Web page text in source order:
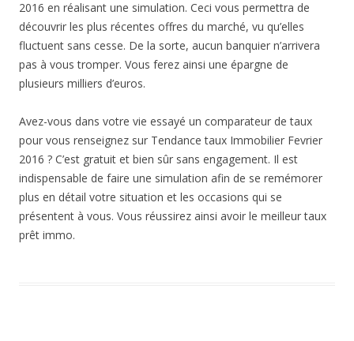
2016 en réalisant une simulation. Ceci vous permettra de
découvrir les plus récentes offres du marché, vu qu’elles
fluctuent sans cesse. De la sorte, aucun banquier n’arrivera
pas à vous tromper. Vous ferez ainsi une épargne de
plusieurs milliers d’euros.
Avez-vous dans votre vie essayé un comparateur de taux
pour vous renseignez sur Tendance taux Immobilier Fevrier
2016 ? C’est gratuit et bien sûr sans engagement. Il est
indispensable de faire une simulation afin de se remémorer
plus en détail votre situation et les occasions qui se
présentent à vous. Vous réussirez ainsi avoir le meilleur taux
prêt immo.